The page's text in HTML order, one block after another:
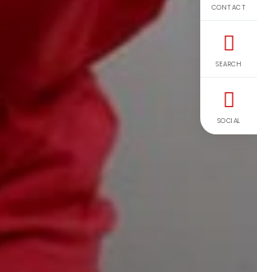
CONTACT
SEARCH
SOCIAL